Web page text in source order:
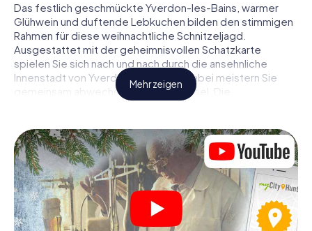
Das festlich geschmückte Yverdon-les-Bains, warmer
Glühwein und duftende Lebkuchen bilden den stimmigen
Rahmen für diese weihnachtliche Schnitzeljagd.
Ausgestattet mit der geheimnisvollen Schatzkarte
spielen Sie sich nach und nach durch die ansehnliche
Innenstadt von Yverdon-les-Bains. Dabei meistern Sie
gemeinsam abwechslungsreiche Rätsel. Die
Weihnachtsthematik zieht sich als roter Faden durch das
Weise erfahren Sie faszinierende Anekdoten rund um das
nahende Weihnachtsfest. Wird es Ihnen gelingen, die
Hinweise richtig zu deuten und anderen Schatzsuchern
stets einen Schritt voraus zu sein?
Der Weihnachtsmarkt von Yverdon-les-Bains
als Zwischenstopp
Mehr zeigen